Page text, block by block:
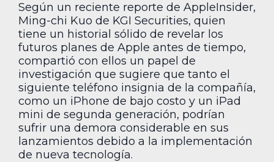
Según un reciente reporte de AppleInsider,
Ming-chi Kuo de KGI Securities, quien
tiene un historial sólido de revelar los
futuros planes de Apple antes de tiempo,
compartió con ellos un papel de
investigación que sugiere que tanto el
siguiente teléfono insignia de la compañía,
como un iPhone de bajo costo y un iPad
mini de segunda generación, podrían
sufrir una demora considerable en sus
lanzamientos debido a la implementación
de nueva tecnología.